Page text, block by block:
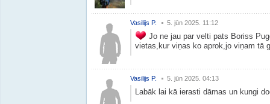
Vasilijs P. 5. jūn 2025. 11:12
Jo ne jau par velti pats Boriss
vietas,kur viņas ko aprok,jo viņam tā
Vasilijs P. 5. jūn 2025. 04:13
Labāk lai kā ierasti dāmas un kungi